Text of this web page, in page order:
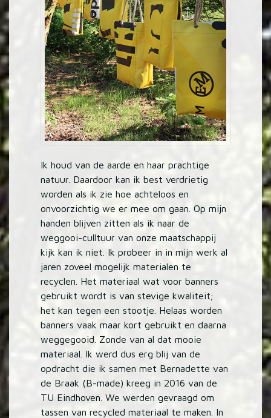
Ik houd van de aarde en haar prachtige
natuur. Daardoor kan ik best verdrietig
worden als ik zie hoe achteloos en
onvoorzichtig we er mee om gaan. Op mijn
handen blijven zitten als ik naar de
weggooi-culltuur van onze maatschappij
kijk kan ik niet. Ik probeer in in mijn werk al
jaren zoveel mogelijk materialen te
recyclen. Het materiaal wat voor banners
gebruikt wordt is van stevige kwaliteit;
het kan tegen een stootje. Helaas worden
banners vaak maar kort gebruikt en daarna
weggegooid. Zonde van al dat mooie
materiaal. Ik werd dus erg blij van de
opdracht die ik samen met Bernadette van
de Braak (B-made) kreeg in 2016 van de
TU Eindhoven. We werden gevraagd om
tassen van recycled materiaal te maken. In